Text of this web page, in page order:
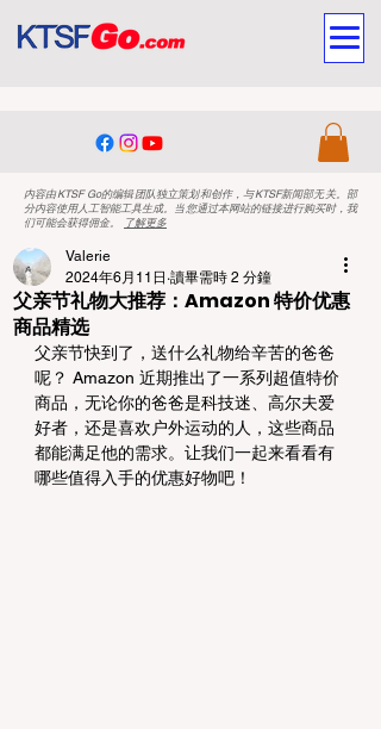
内容由KTSF Go的编辑团队独立策划和创作，与KTSF新闻部无关。部
分内容使用人工智能工具生成。当您通过本网站的链接进行购买时，我
们可能会获得佣金。
了解更多
父亲节礼物大推荐：Amazon 特价优惠
商品精选
Valerie
2024年6月11日 讀畢需時 2 分鐘
父亲节快到了，送什么礼物给辛苦的爸爸
呢？ Amazon 近期推出了一系列超值特价
商品，无论你的爸爸是科技迷、高尔夫爱
好者，还是喜欢户外运动的人，这些商品
都能满足他的需求。让我们一起来看看有
哪些值得入手的优惠好物吧！